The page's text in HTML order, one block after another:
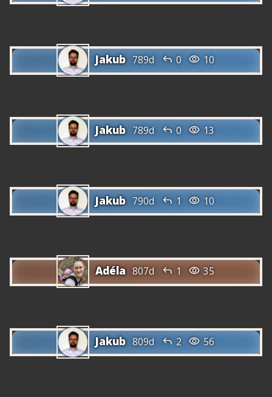
Jakub 789d  0  10
Jakub 789d  0  13
Jakub 790d  1  10
Adéla 807d  1  35
Jakub 809d  2  56